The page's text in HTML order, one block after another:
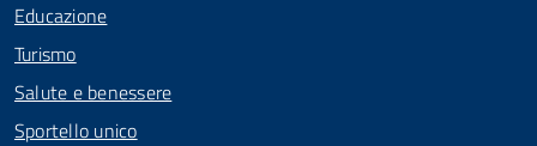
Educazione
Turismo
Salute e benessere
Sportello unico